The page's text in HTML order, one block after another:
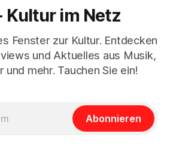
Kultur im Netz
Fenster zur Kultur. Entdecken
und Aktuelles aus Musik,
und mehr. Tauchen Sie ein!
Abonnieren